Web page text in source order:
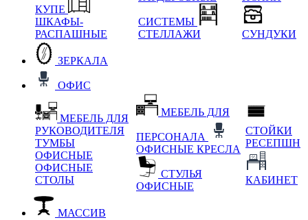
КУПЕ
ШКАФЫ-
РАСПАШНЫЕ
СИСТЕМЫ
СТЕЛЛАЖИ
СУНДУКИ
ЗЕРКАЛА
ОФИС
МЕБЕЛЬ ДЛЯ
РУКОВОДИТЕЛЯ
ТУМБЫ
ОФИСНЫЕ
ОФИСНЫЕ
СТОЛЫ
МЕБЕЛЬ ДЛЯ
ПЕРСОНАЛА
ОФИСНЫЕ КРЕСЛА
СТУЛЬЯ
ОФИСНЫЕ
СТОЙКИ
РЕСЕПШН
КАБИНЕТ
МАССИВ